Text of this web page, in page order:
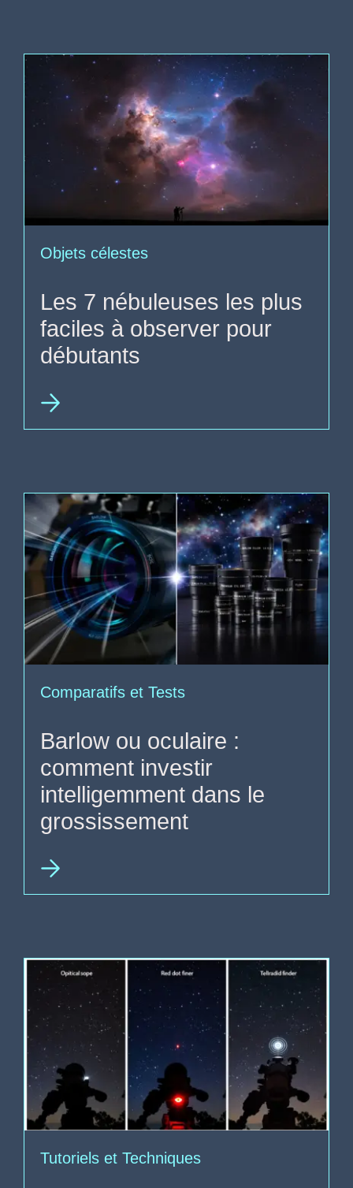
Objets célestes
Les 7 nébuleuses les plus
faciles à observer pour
débutants
Comparatifs et Tests
Barlow ou oculaire :
comment investir
intelligemment dans le
grossissement
Tutoriels et Techniques